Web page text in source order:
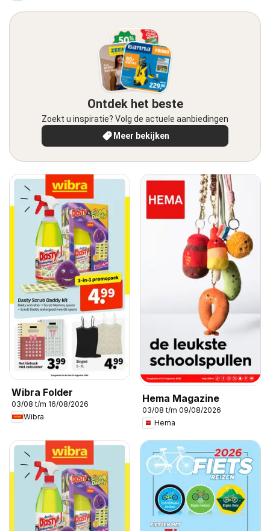
Ontdek het beste
Zoekt u inspiratie? Volg de actuele aanbiedingen
Meer bekijken
Wibra Folder
03/08 t/m 16/08/2026
Wibra
Hema Magazine
03/08 t/m 09/08/2026
Hema